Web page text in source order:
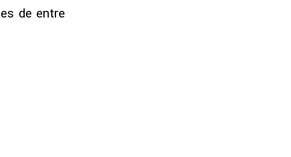
de entre